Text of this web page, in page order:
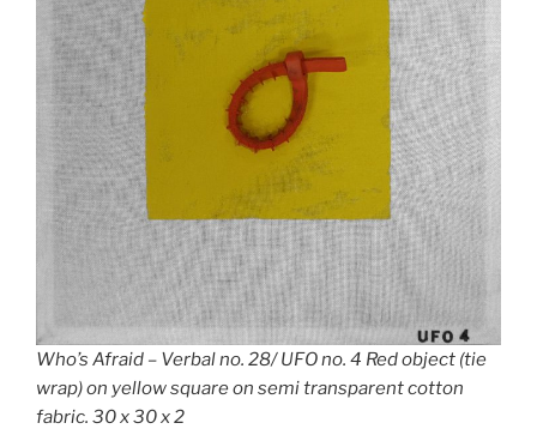
Who’s Afraid – Verbal no. 28/ UFO no. 4 Red object (tie
wrap) on yellow square on semi transparent cotton
fabric. 30 x 30 x 2